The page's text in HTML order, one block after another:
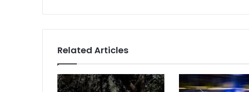
Related Articles